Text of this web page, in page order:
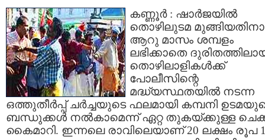
കണ്ണൂര്‍ : ഷാര്‍ജയില്‍
തൊഴിലുടമ
ആറു മാസം ശമ്പളം
ലഭിക്കാതെ
തൊഴിലാളികള്‍ക്ക്‌
പോലീസിന്റെ
മദ്ധ്യസ്ഥതയില്‍ നടന്ന
ഒത്തുതീര്‍പ്പ്‌ ചര്‍ച്ചയുടെ ഫലമായി കമ്പനി
ബന്ധുക്കള്‍ നല്‍കാമെന്ന് ഏറ്റ തുകയ്ക്കുള്ള
കൈമാറി. ഇന്നലെ രാവിലെയാണ് 20 ലക്ഷം രൂപ